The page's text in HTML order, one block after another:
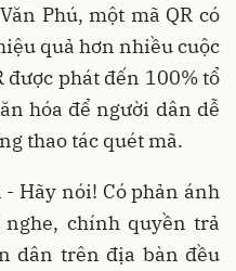
Phú, một mã QR có
quả hơn nhiều cuộc
phát đến 100% tổ
hóa để người dân dễ
thao tác quét mã.
Hãy nói! Có phản ánh
chính quyền trả
dân trên địa bàn đều